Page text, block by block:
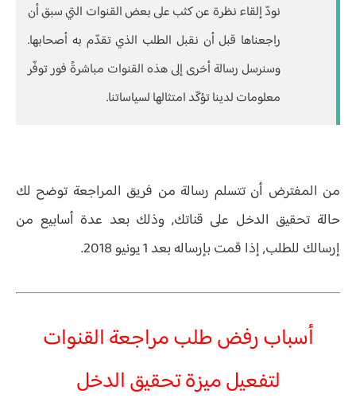
نودّ إلقاء نظرة عن كثب على بعض القنوات التي سبق أن
راجعناها قبل أن نقبل الطلب الذي تقدّم به أصحابها.
وسنرسل رسالة أخرى إلى هذه القنوات مباشرةً فور توفّر
معلومات لدينا تؤكّد امتثالها لسياساتنا.
من المفترض أن تتسلم رسالة من فريق المراجعة توضح لك
حالة تحقيق الدخل على قناتك, وذلك بعد عدة أسابيع من
إرسالك للطلب, إذا قمت بإرساله بعد 1 يونيو 2018.
أسباب رفض طلب مراجعة القنوات
لتفعيل ميزة تحقيق الدخل